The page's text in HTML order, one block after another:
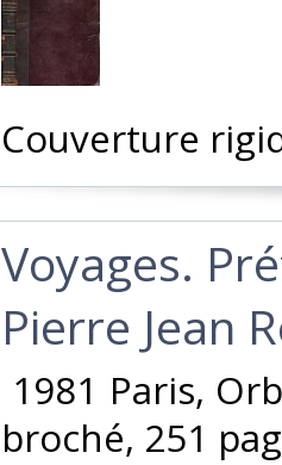
‎Couverture
‎Voyages.
Pierre Jean
1981 Paris,
broché, 251